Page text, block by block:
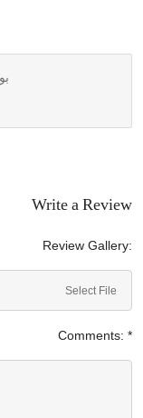
Write a Review
Review Gallery:
Select File
Comments: *